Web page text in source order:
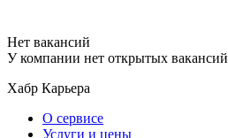
Нет вакансий
У компании нет открытых вакансий
Хабр Карьера
О сервисе
Услуги и цены